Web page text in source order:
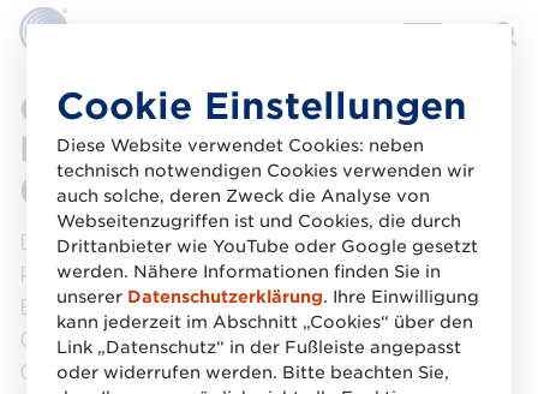
zum
Inhalt
GS1 Global Standards
Management Process
(GSMP)
Der GS1 Global Standards Management
Process (GSMP) ist der Prozess zur
Entwicklung und Pflege der globalen
GS1 Standards und
GS1 Implementierungsrichtlinien unter
Cookie Einstellungen
Diese Website verwendet Cookies: neben
technisch notwendigen Cookies verwenden wir
auch solche, deren Zweck die Analyse von
Webseitenzugriffen ist und Cookies, die durch
Drittanbieter wie YouTube oder Google gesetzt
werden. Nähere Informationen finden Sie in
unserer Datenschutzerklärung. Ihre Einwilligung
kann jederzeit im Abschnitt „Cookies“ über den
Link „Datenschutz“ in der Fußleiste angepasst
oder widerrufen werden. Bitte beachten Sie,